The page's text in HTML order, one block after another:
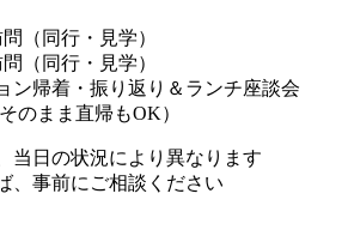
（同行・見学）
（同行・見学）
ン帰着・振り返り＆ランチ座談会
のまま直帰もOK）
当日の状況により異なります
、事前にご相談ください